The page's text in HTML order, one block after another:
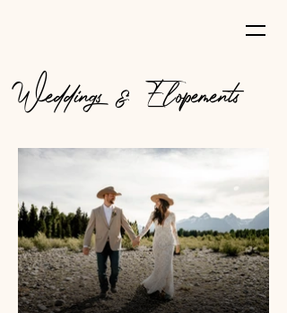
Weddings & Elopements